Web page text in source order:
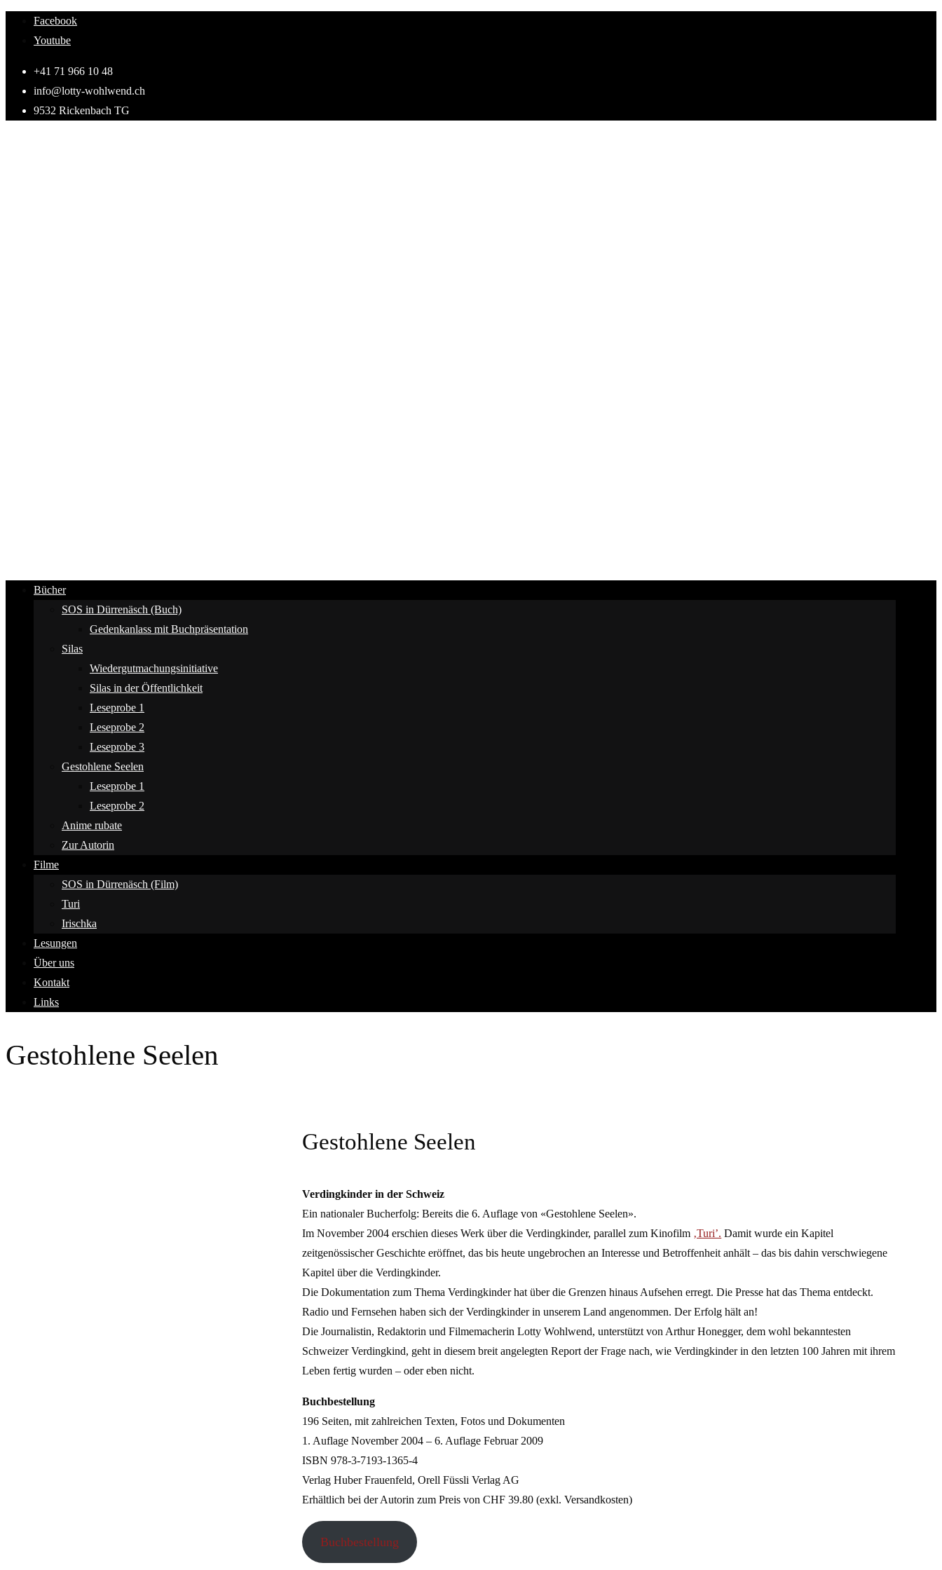
Facebook
Youtube
+41 71 966 10 48
info@lotty-wohlwend.ch
9532 Rickenbach TG
Bücher
SOS in Dürrenäsch (Buch)
Gedenkanlass mit Buchpräsentation
Silas
Wiedergutmachungsinitiative
Silas in der Öffentlichkeit
Leseprobe 1
Leseprobe 2
Leseprobe 3
Gestohlene Seelen
Leseprobe 1
Leseprobe 2
Anime rubate
Zur Autorin
Filme
SOS in Dürrenäsch (Film)
Turi
Irischka
Lesungen
Über uns
Kontakt
Links
Gestohlene Seelen
Gestohlene Seelen
Verdingkinder in der Schweiz
Ein nationaler Bucherfolg: Bereits die 6. Auflage von «Gestohlene Seelen».
Im November 2004 erschien dieses Werk über die Verdingkinder, parallel zum Kinofilm ‚Turi’. Damit wurde ein Kapitel
zeitgenössischer Geschichte eröffnet, das bis heute ungebrochen an Interesse und Betroffenheit anhält – das bis dahin verschwiegene
Kapitel über die Verdingkinder.
Die Dokumentation zum Thema Verdingkinder hat über die Grenzen hinaus Aufsehen erregt. Die Presse hat das Thema entdeckt.
Radio und Fernsehen haben sich der Verdingkinder in unserem Land angenommen. Der Erfolg hält an!
Die Journalistin, Redaktorin und Filmemacherin Lotty Wohlwend, unterstützt von Arthur Honegger, dem wohl bekanntesten
Schweizer Verdingkind, geht in diesem breit angelegten Report der Frage nach, wie Verdingkinder in den letzten 100 Jahren mit ihrem
Leben fertig wurden – oder eben nicht.
Buchbestellung
196 Seiten, mit zahlreichen Texten, Fotos und Dokumenten
1. Auflage November 2004 – 6. Auflage Februar 2009
ISBN 978-3-7193-1365-4
Verlag Huber Frauenfeld, Orell Füssli Verlag AG
Erhältlich bei der Autorin zum Preis von CHF 39.80 (exkl. Versandkosten)
Buchbestellung